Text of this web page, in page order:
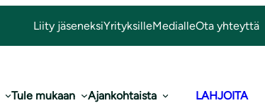
Liity jäseneksiYrityksilleMedialleOta yhteyttä
Tule mukaan Ajankohtaista LAHJOITA